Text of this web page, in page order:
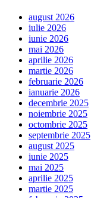
august 2026
iulie 2026
iunie 2026
mai 2026
aprilie 2026
martie 2026
februarie 2026
ianuarie 2026
decembrie 2025
noiembrie 2025
octombrie 2025
septembrie 2025
august 2025
iunie 2025
mai 2025
aprilie 2025
martie 2025